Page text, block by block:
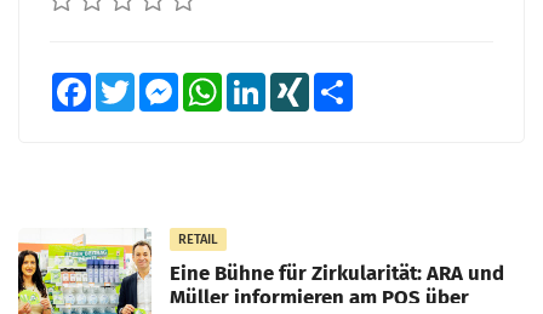
FacebookTwitter MessengerWhatsAppLinkedInXING
RETAIL
Eine Bühne für Zirkularität: ARA und
Müller informieren am POS über